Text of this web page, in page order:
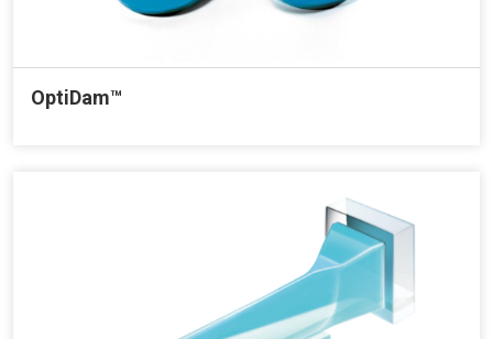
OptiDam™